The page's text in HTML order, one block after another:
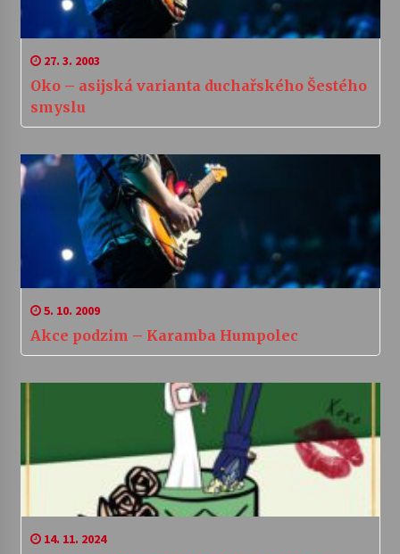
27. 3. 2003
Oko – asijská varianta duchařského Šestého
smyslu
5. 10. 2009
Akce podzim – Karamba Humpolec
14. 11. 2024